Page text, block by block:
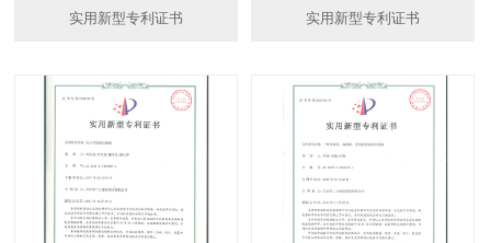
实用新型专利证书 实用新型专利证书